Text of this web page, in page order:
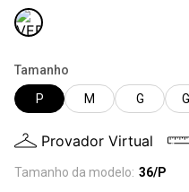
Tamanho
P
M G
Provador Virtual
Tamanho da modelo: 36/P